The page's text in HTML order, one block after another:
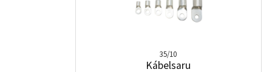
35/10
Kábelsaru